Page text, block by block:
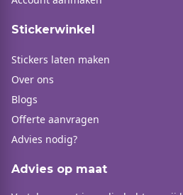
Stickerwinkel
Stickers laten maken
Over ons
Blogs
Offerte aanvragen
Advies nodig?
Advies op maat